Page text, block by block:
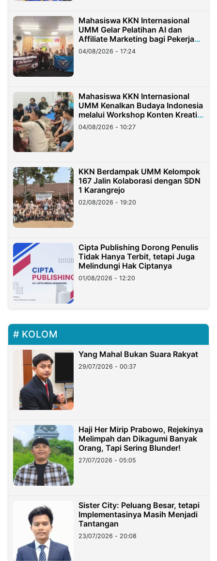
Mahasiswa KKN Internasional
UMM Gelar Pelatihan AI dan
Affiliate Marketing bagi Pekerja
Migran Indonesia di Taiwan
04/08/2026 - 17:24
Mahasiswa KKN Internasional
UMM Kenalkan Budaya Indonesia
melalui Workshop Konten Kreatif
di Taiwan
04/08/2026 - 10:27
KKN Berdampak UMM Kelompok
167 Jalin Kolaborasi dengan SDN
1 Karangrejo
02/08/2026 - 19:20
Cipta Publishing Dorong Penulis
Tidak Hanya Terbit, tetapi Juga
Melindungi Hak Ciptanya
01/08/2026 - 12:20
KOLOM
Yang Mahal Bukan Suara Rakyat
29/07/2026 - 00:37
Haji Her Mirip Prabowo, Rejekinya
Melimpah dan Dikagumi Banyak
Orang, Tapi Sering Blunder!
27/07/2026 - 05:05
Sister City: Peluang Besar, tetapi
Implementasinya Masih Menjadi
Tantangan
23/07/2026 - 20:08